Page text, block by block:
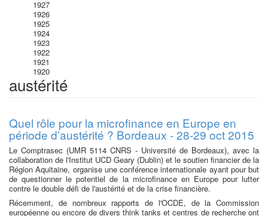
1927
1926
1925
1924
1923
1922
1921
1920
austérité
Quel rôle pour la microfinance en Europe en
période d’austérité ? Bordeaux - 28-29 oct 2015
Le Comptrasec (UMR 5114 CNRS - Université de Bordeaux), avec la
collaboration de l'Institut UCD Geary (Dublin) et le soutien financier de la
Région Aquitaine, organise une conférence internationale ayant pour but
de questionner le potentiel de la microfinance en Europe pour lutter
contre le double défi de l'austérité et de la crise financière.
Récemment, de nombreux rapports de l'OCDE, de la Commission
européenne ou encore de divers think tanks et centres de recherche ont